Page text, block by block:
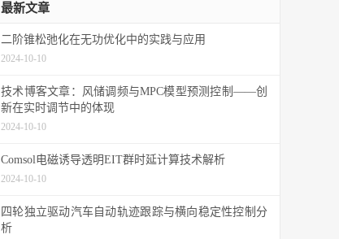
最新文章
二阶锥松弛化在无功优化中的实践与应用
2024-10-10
技术博客文章：风储调频与MPC模型预测控制——创
新在实时调节中的体现
2024-10-10
Comsol电磁诱导透明EIT群时延计算技术解析
2024-10-10
四轮独立驱动汽车自动轨迹跟踪与横向稳定性控制分
析